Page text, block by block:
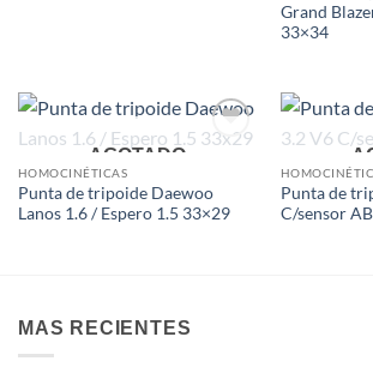
Grand
33×34
AGOTADO
HOMOCINÉTICAS
Punta de tripoide Daewoo
Lanos 1.6 / Espero 1.5 33×29
Punta de
C/sensor
MAS RECIENTES